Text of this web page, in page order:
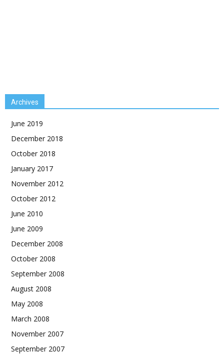
Archives
June 2019
December 2018
October 2018
January 2017
November 2012
October 2012
June 2010
June 2009
December 2008
October 2008
September 2008
August 2008
May 2008
March 2008
November 2007
September 2007